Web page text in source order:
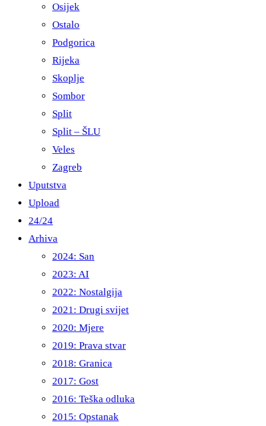
Osijek
Ostalo
Podgorica
Rijeka
Skoplje
Sombor
Split
Split – ŠLU
Veles
Zagreb
Uputstva
Upload
24/24
Arhiva
2024: San
2023: AI
2022: Nostalgija
2021: Drugi svijet
2020: Mjere
2019: Prava stvar
2018: Granica
2017: Gost
2016: Teška odluka
2015: Opstanak